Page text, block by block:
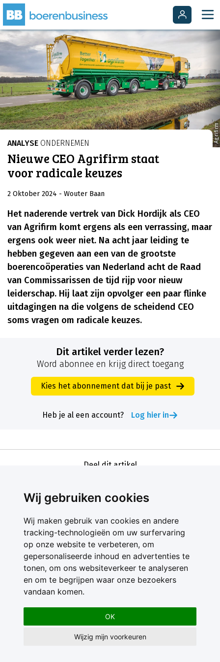
Wij gebruiken cookies
Wij maken gebruik van cookies en andere
tracking-technologieën om uw surfervaring
op onze website te verbeteren, om
gepersonaliseerde inhoud en advertenties te
tonen, om ons websiteverkeer te analyseren
en om te begrijpen waar onze bezoekers
vandaan komen.
OK
Wijzig mijn voorkeuren
Agrifirm
ANALYSE ONDERNEMEN
Nieuwe CEO Agrifirm staat
voor radicale keuzes
2 Oktober 2024 - Wouter Baan
Het naderende vertrek van Dick Hordijk als CEO
van Agrifirm komt ergens als een verrassing, maar
ergens ook weer niet. Na acht jaar leiding te
hebben gegeven aan een van de grootste
boerencoöperaties van Nederland acht de Raad
van Commissarissen de tijd rijp voor nieuw
leiderschap. Hij laat zijn opvolger een paar flinke
uitdagingen na die volgens de scheidend CEO
soms vragen om radicale keuzes.
Dit artikel verder lezen?
Word abonnee en krijg direct toegang
Kies het abonnement dat bij je past
Heb je al een account? Log hier in
Deel dit artikel
Contact
Feedback
Nieuwsbrief
Adverteren
Gebruikersvoorwaarden
Privacy Statement